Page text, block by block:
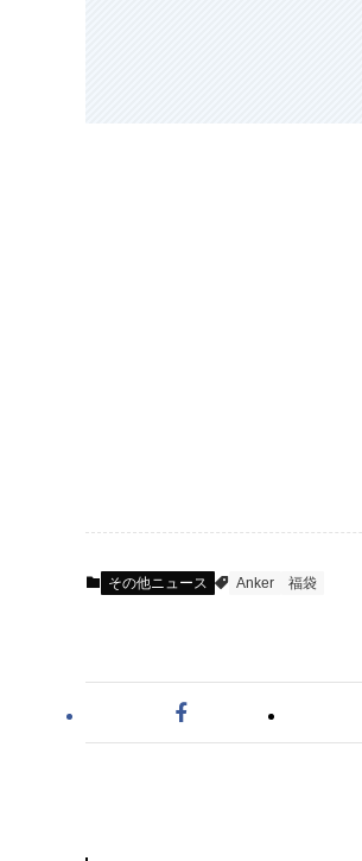
その他ニュース Anker 福袋